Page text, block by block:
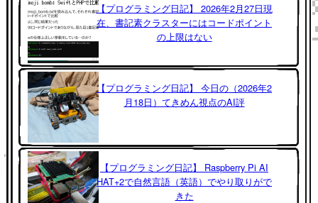
【プログラミング日記】 2026年2月27日現
在、書記素クラスターにはコードポイント
の上限はない
【プログラミング日記】 今日の（2026年2
月18日）てきめん視点のAI評
【プログラミング日記】 Raspberry Pi AI
HAT+2で自然言語（英語）でやり取りがで
きた